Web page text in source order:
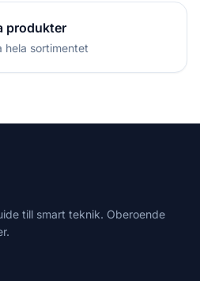
produkter
hela sortimentet
till smart teknik. Oberoende